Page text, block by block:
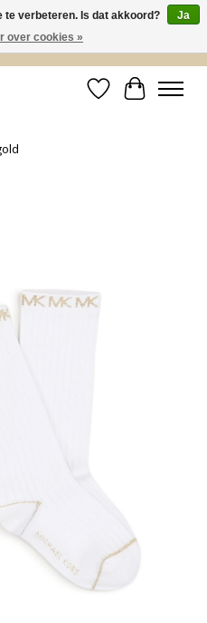
maken ruimte! Shop nu de zomer
Verlanglijst
te verbeteren. Is dat akkoord?
Ja
over cookies »